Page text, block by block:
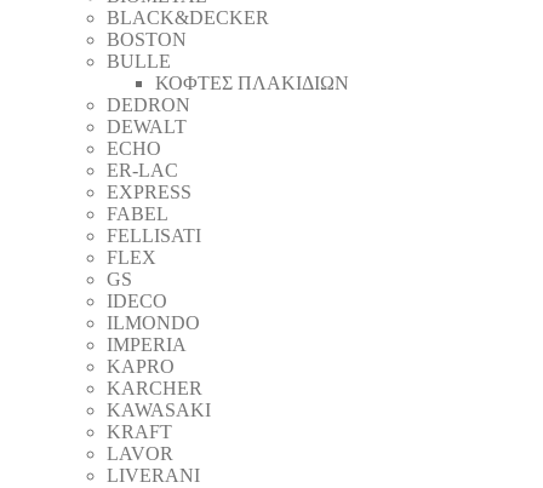
BLACK&DECKER
BOSTON
BULLE
ΚΟΦΤΕΣ ΠΛΑΚΙΔΙΩΝ
DEDRON
DEWALT
ECHO
ER-LAC
EXPRESS
FABEL
FELLISATI
FLEX
GS
IDECO
ILMONDO
IMPERIA
KAPRO
KARCHER
KAWASAKI
KRAFT
LAVOR
LIVERANI